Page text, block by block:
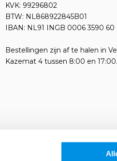
KVK: 99296802
BTW: NL868922845B01
IBAN: NL91 INGB 0006 3590 60
Bestellingen zijn af te halen in
Kazemat 4 tussen 8:00 en 17:00.